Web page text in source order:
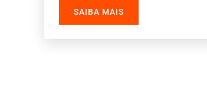
SAIBA MAIS